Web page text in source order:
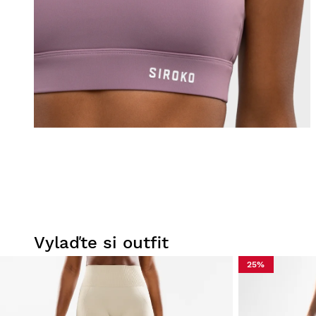
Vylaďte si outfit
25%